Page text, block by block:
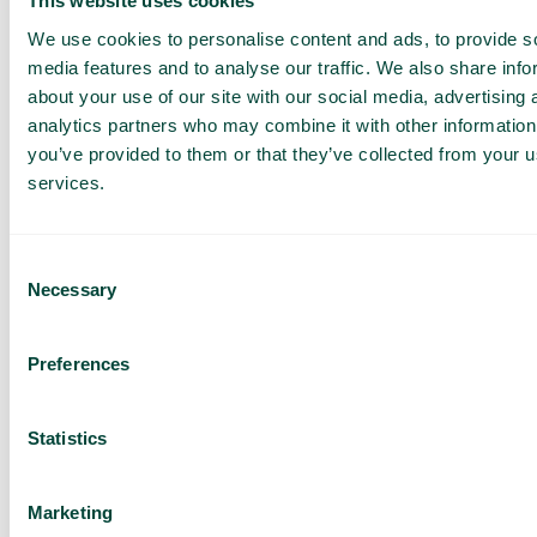
We use cookies to personalise content and ads, to provide
media features and to analyse our traffic. We also share
about your use of our site with our social media, advertising
analytics partners who may combine it with other
you’ve provided to them or that they’ve collected from your
services.
Selection
Necessary
Preferences
Statistics
Marketing
uw bedrijf
Ontdek de
gebruikssituaties voor
uw team
Gebaseerd op 430 beoordelingen